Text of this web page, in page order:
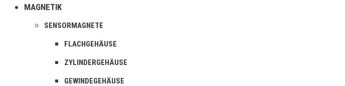
MAGNETIK
SENSORMAGNETE
FLACHGEHÄUSE
ZYLINDERGEHÄUSE
GEWINDEGEHÄUSE